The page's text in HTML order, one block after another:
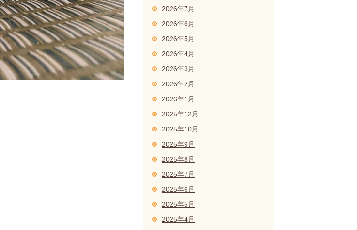
2026年7月
2026年6月
2026年5月
2026年4月
2026年3月
2026年2月
2026年1月
2025年12月
2025年10月
2025年9月
2025年8月
2025年7月
2025年6月
2025年5月
2025年4月